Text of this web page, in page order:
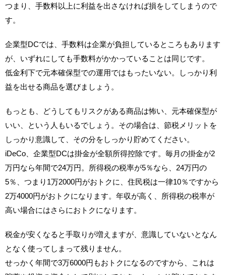
つまり、手数料以上に利益を出さなければ損をしてしまうので
す。
企業型DCでは、手数料は企業が負担しているところもあります
が、いずれにしても手数料がかかっていることは同じです。
低金利下で元本確保型での運用ではもったいない。しっかり利
益を出せる商品を選びましょう。
もっとも、どうしてもリスクがある商品は怖い、元本確保型が
いい、という人もいるでしょう。その場合は、節税メリットを
しっかり意識して、その分をしっかり貯めてください。
iDeCo、企業型DCは掛金が全額所得控除です。毎月の掛金が2
万円なら年間で24万円。所得税の税率が5％なら、24万円の
5％、つまり1万2000円がおトクに、住民税は一律10％ですから
2万4000円がおトクになります。年収が高く、所得税の税率が
高い場合にはさらにおトクになります。
税金が安くなると手取りが増えますが、意識していないとなん
となく使ってしまって残りません。
せっかく年間で3万6000円もおトクになるのですから、これは